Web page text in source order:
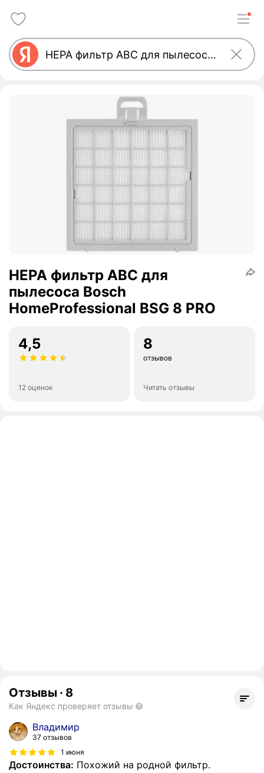
HEPA фильтр АВС для
пылесоса Bosch
HomeProfessional BSG 8 PRO
4,5
12 оценок
8
отзывов
Читать отзывы
Отзывы · 8
Как Яндекс проверяет отзывы
Владимир
37 отзывов
1 июня
Достоинства: Похожий на родной фильтр.